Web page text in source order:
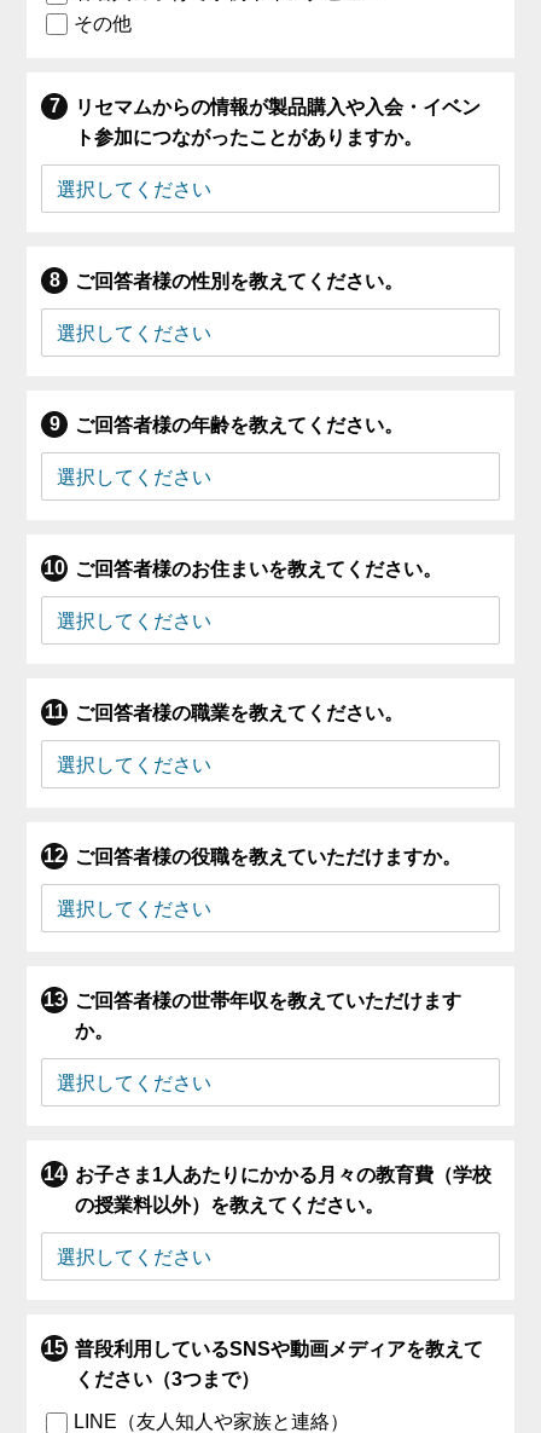
その他
リセマムからの情報が製品購入や入会・イベン
ト参加につながったことがありますか。
ご回答者様の性別を教えてください。
ご回答者様の年齢を教えてください。
ご回答者様のお住まいを教えてください。
ご回答者様の職業を教えてください。
ご回答者様の役職を教えていただけますか。
ご回答者様の世帯年収を教えていただけます
か。
お子さま1人あたりにかかる月々の教育費（学校
の授業料以外）を教えてください。
普段利用しているSNSや動画メディアを教えて
ください（3つまで）
LINE（友人知人や家族と連絡）